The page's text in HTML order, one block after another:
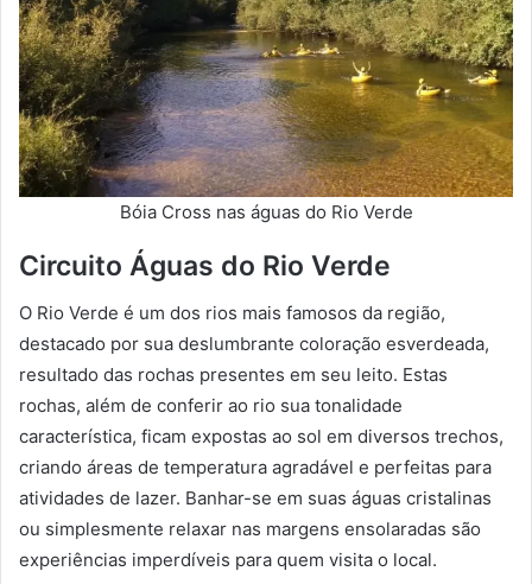
Bóia Cross nas águas do Rio Verde
Circuito Águas do Rio Verde
O Rio Verde é um dos rios mais famosos da região,
destacado por sua deslumbrante coloração esverdeada,
resultado das rochas presentes em seu leito. Estas
rochas, além de conferir ao rio sua tonalidade
característica, ficam expostas ao sol em diversos trechos,
criando áreas de temperatura agradável e perfeitas para
atividades de lazer. Banhar-se em suas águas cristalinas
ou simplesmente relaxar nas margens ensolaradas são
experiências imperdíveis para quem visita o local.